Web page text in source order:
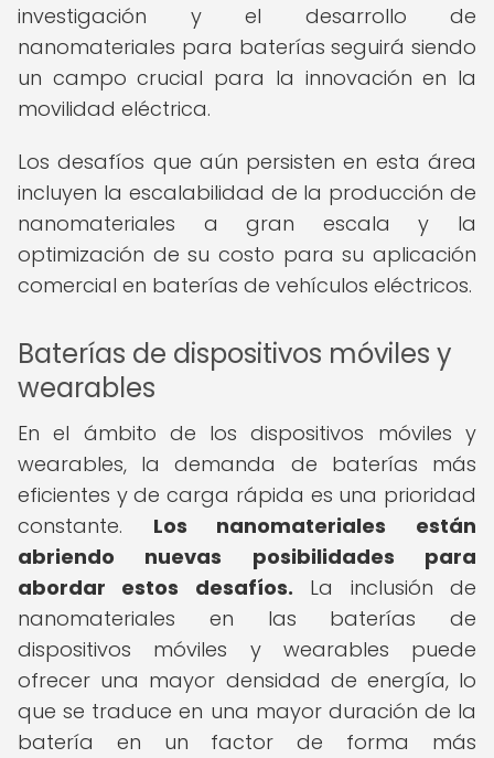
investigación y el desarrollo de
nanomateriales para baterías seguirá siendo
un campo crucial para la innovación en la
movilidad eléctrica.
Los desafíos que aún persisten en esta área
incluyen la escalabilidad de la producción de
nanomateriales a gran escala y la
optimización de su costo para su aplicación
comercial en baterías de vehículos eléctricos.
Baterías de dispositivos móviles y
wearables
En el ámbito de los dispositivos móviles y
wearables, la demanda de baterías más
eficientes y de carga rápida es una prioridad
constante. Los nanomateriales están
abriendo nuevas posibilidades para
abordar estos desafíos. La inclusión de
nanomateriales en las baterías de
dispositivos móviles y wearables puede
ofrecer una mayor densidad de energía, lo
que se traduce en una mayor duración de la
batería en un factor de forma más